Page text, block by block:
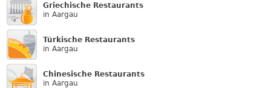
Griechische Restaurants
in Aargau
Türkische Restaurants
in Aargau
Chinesische Restaurants
in Aargau